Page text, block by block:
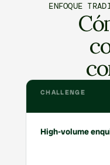
ENFOQUE
CHALLENGE
High-volume